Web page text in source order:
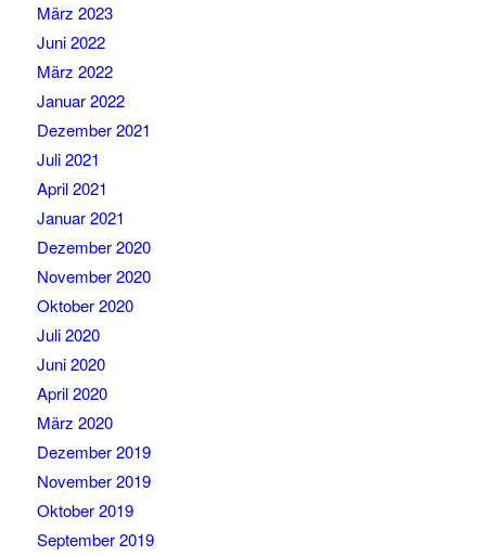
März 2023
Juni 2022
März 2022
Januar 2022
Dezember 2021
Juli 2021
April 2021
Januar 2021
Dezember 2020
November 2020
Oktober 2020
Juli 2020
Juni 2020
April 2020
März 2020
Dezember 2019
November 2019
Oktober 2019
September 2019